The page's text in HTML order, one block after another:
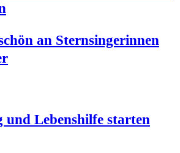
an Stern­sin­ge­rin­nen
und Lebens­hil­fe star­ten